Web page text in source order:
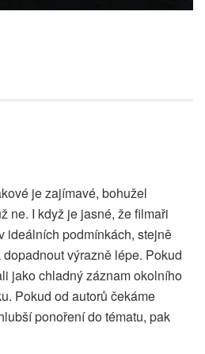
je zajímavé, bohužel
ne. I když je jasné, že filmaři
ideálních podmínkách, stejně
výrazně lépe. Pokud
jako chladný záznam okolního
Pokud od autorů čekáme
ponoření do tématu, pak